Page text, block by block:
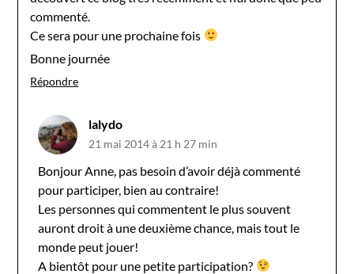
commenté.
Ce sera pour une prochaine fois
Bonne journée
Répondre
lalydo
21 mai 2014 à 21 h 27 min
Bonjour Anne, pas besoin d’avoir déjà commenté
pour participer, bien au contraire!
Les personnes qui commentent le plus souvent
auront droit à une deuxième chance, mais tout le
monde peut jouer!
A bientôt pour une petite participation?